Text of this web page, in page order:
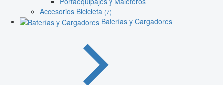
Accesorios Bicicleta (7)
Baterías y Cargadores